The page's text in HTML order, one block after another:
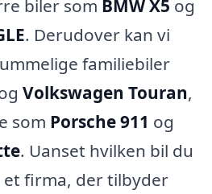
biler som BMW X5 og
. Derudover kan vi
familiebiler
Volkswagen Touran,
som Porsche 911 og
. Uanset hvilken bil du
et firma, der tilbyder